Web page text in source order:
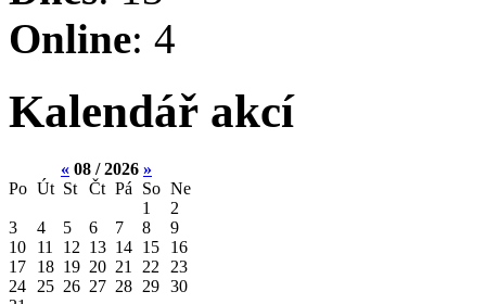
Online: 4
Kalendář akcí
« 08 / 2026 »
Po Út St Čt Pá So Ne
1
2
3
4 5 6 7 8
9
10
11 12 13 14 15
16
17
18 19 20 21 22
23
24
25 26 27 28 29 30